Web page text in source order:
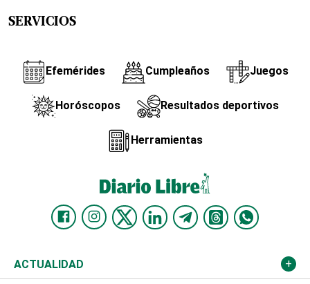
SERVICIOS
Efemérides Cumpleaños Juegos
Horóscopos Resultados deportivos
Herramientas
ACTUALIDAD